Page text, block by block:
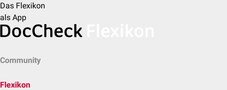
Das Flexikon
als App
Community
Flexikon